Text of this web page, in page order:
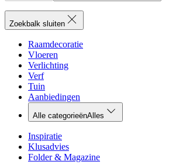
Zoekbalk sluiten
Raamdecoratie
Vloeren
Verlichting
Verf
Tuin
Aanbiedingen
Alle categorieënAlles
Inspiratie
Klusadvies
Folder & Magazine